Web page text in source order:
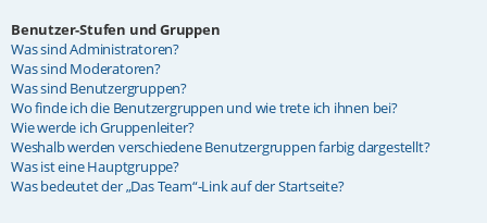
Benutzer-Stufen und Gruppen
Was sind Administratoren?
Was sind Moderatoren?
Was sind Benutzergruppen?
Wo finde ich die Benutzergruppen und wie trete ich ihnen bei?
Wie werde ich Gruppenleiter?
Weshalb werden verschiedene Benutzergruppen farbig dargestellt?
Was ist eine Hauptgruppe?
Was bedeutet der „Das Team“-Link auf der Startseite?